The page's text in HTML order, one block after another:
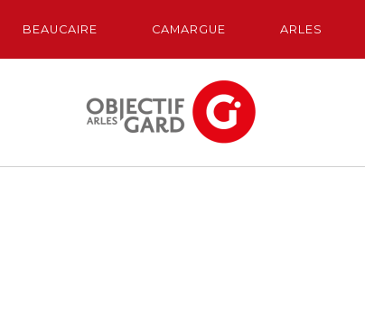
BEAUCAIRE CAMARGUE ARLES